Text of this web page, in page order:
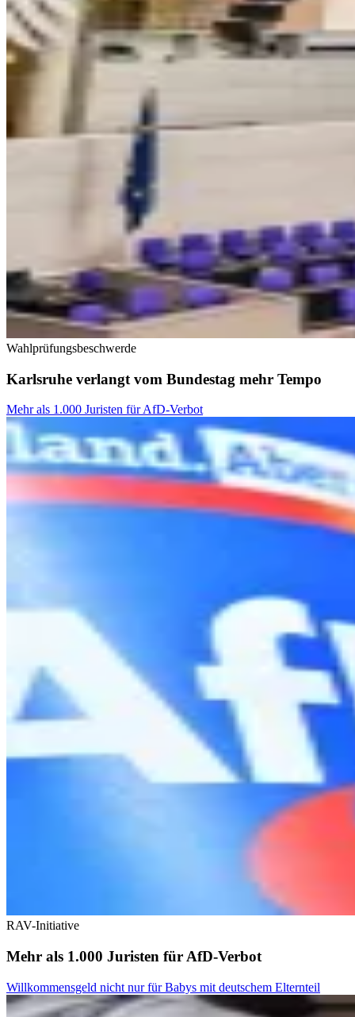
Wahlprüfungsbeschwerde
Karlsruhe verlangt vom Bundestag mehr Tempo
Mehr als 1.000 Juristen für AfD-Verbot
RAV-Initiative
Mehr als 1.000 Juristen für AfD-Verbot
Willkommensgeld nicht nur für Babys mit deutschem Elternteil